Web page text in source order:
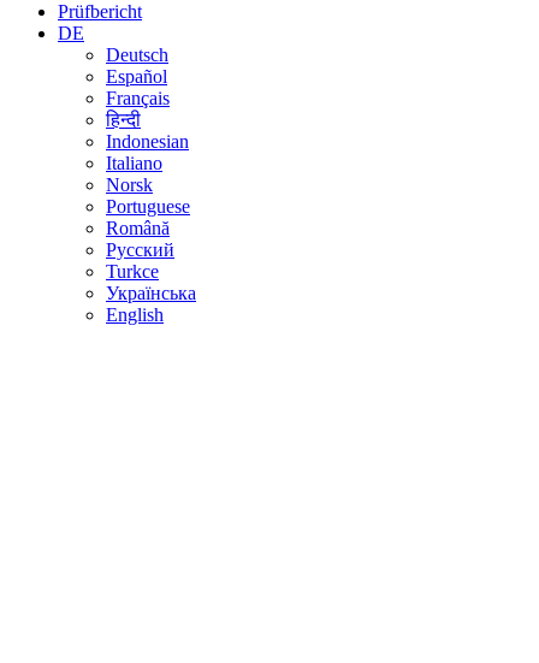
Prüfbericht
DE
Deutsch
Español
Français
हिन्दी
Indonesian
Italiano
Norsk
Portuguese
Română
Русский
Turkce
Українська
English